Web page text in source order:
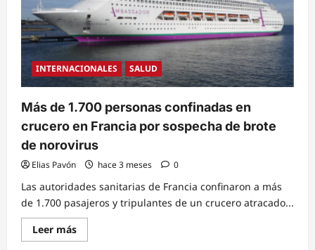
últimos
días
ante
ola
de
calor
extremo
INTERNACIONALES SALUD
Más de 1.700 personas confinadas en
crucero en Francia por sospecha de brote
de norovirus
Elias Pavón hace 3 meses 0
Las autoridades sanitarias de Francia confinaron a más
de 1.700 pasajeros y tripulantes de un crucero atracado...
Leer másRead
more